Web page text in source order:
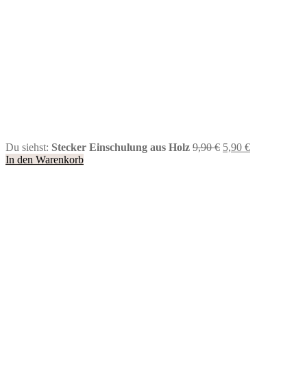
Du siehst: Stecker Einschulung aus Holz 9,90€ Ursprünglicher
5,90 €Aktueller
In den Warenkorb